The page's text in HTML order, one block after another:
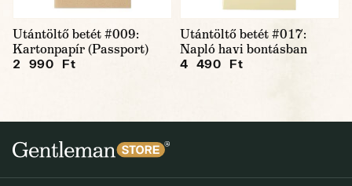
Utántöltő betét #009:
Kartonpapír (Passport)
2 990 Ft
Utántöltő betét #017:
Napló havi bontásban
4 490 Ft